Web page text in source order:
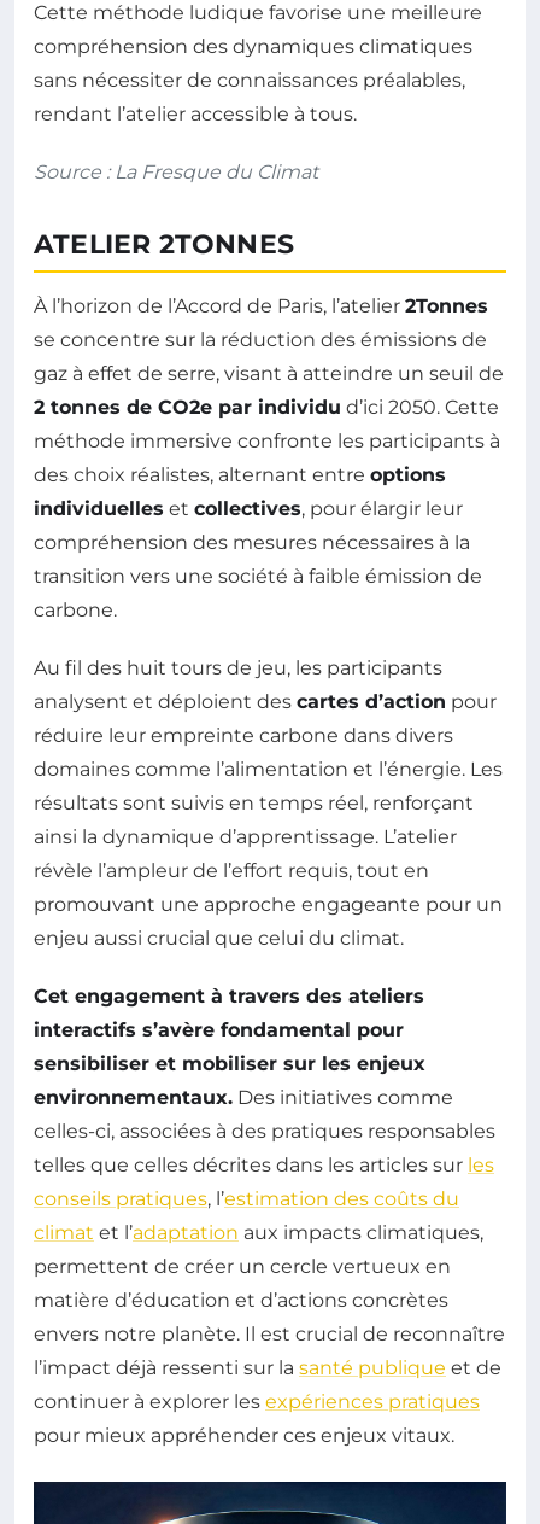
Cette méthode ludique favorise une meilleure
compréhension des dynamiques climatiques
sans nécessiter de connaissances préalables,
rendant l’atelier accessible à tous.
Source : La Fresque du Climat
ATELIER 2TONNES
À l’horizon de l’Accord de Paris, l’atelier 2Tonnes
se concentre sur la réduction des émissions de
gaz à effet de serre, visant à atteindre un seuil de
2 tonnes de CO2e par individu d’ici 2050. Cette
méthode immersive confronte les participants à
des choix réalistes, alternant entre options
individuelles et collectives, pour élargir leur
compréhension des mesures nécessaires à la
transition vers une société à faible émission de
carbone.
Au fil des huit tours de jeu, les participants
analysent et déploient des cartes d’action pour
réduire leur empreinte carbone dans divers
domaines comme l’alimentation et l’énergie. Les
résultats sont suivis en temps réel, renforçant
ainsi la dynamique d’apprentissage. L’atelier
révèle l’ampleur de l’effort requis, tout en
promouvant une approche engageante pour un
enjeu aussi crucial que celui du climat.
Cet engagement à travers des ateliers
interactifs s’avère fondamental pour
sensibiliser et mobiliser sur les enjeux
environnementaux. Des initiatives comme
celles-ci, associées à des pratiques responsables
telles que celles décrites dans les articles sur les
conseils pratiques, l’estimation des coûts du
climat et l’adaptation aux impacts climatiques,
permettent de créer un cercle vertueux en
matière d’éducation et d’actions concrètes
envers notre planète. Il est crucial de reconnaître
l’impact déjà ressenti sur la santé publique et de
continuer à explorer les expériences pratiques
pour mieux appréhender ces enjeux vitaux.